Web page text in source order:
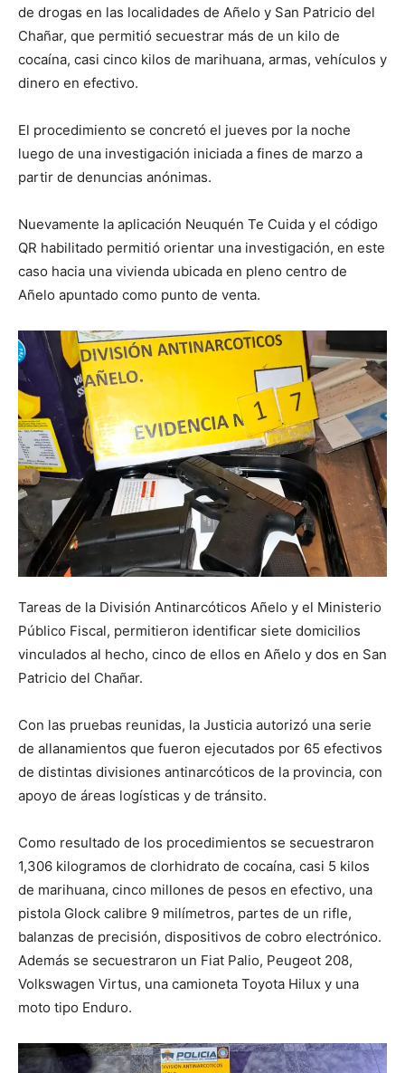
de drogas en las localidades de Añelo y San Patricio del
Chañar, que permitió secuestrar más de un kilo de
cocaína, casi cinco kilos de marihuana, armas, vehículos y
dinero en efectivo.
El procedimiento se concretó el jueves por la noche
luego de una investigación iniciada a fines de marzo a
partir de denuncias anónimas.
Nuevamente la aplicación Neuquén Te Cuida y el código
QR habilitado permitió orientar una investigación, en este
caso hacia una vivienda ubicada en pleno centro de
Añelo apuntado como punto de venta.
Tareas de la División Antinarcóticos Añelo y el Ministerio
Público Fiscal, permitieron identificar siete domicilios
vinculados al hecho, cinco de ellos en Añelo y dos en San
Patricio del Chañar.
Con las pruebas reunidas, la Justicia autorizó una serie
de allanamientos que fueron ejecutados por 65 efectivos
de distintas divisiones antinarcóticos de la provincia, con
apoyo de áreas logísticas y de tránsito.
Como resultado de los procedimientos se secuestraron
1,306 kilogramos de clorhidrato de cocaína, casi 5 kilos
de marihuana, cinco millones de pesos en efectivo, una
pistola Glock calibre 9 milímetros, partes de un rifle,
balanzas de precisión, dispositivos de cobro electrónico.
Además se secuestraron un Fiat Palio, Peugeot 208,
Volkswagen Virtus, una camioneta Toyota Hilux y una
moto tipo Enduro.